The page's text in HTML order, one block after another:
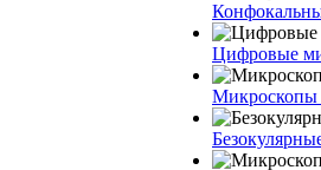
Цифровые
Микроскопы